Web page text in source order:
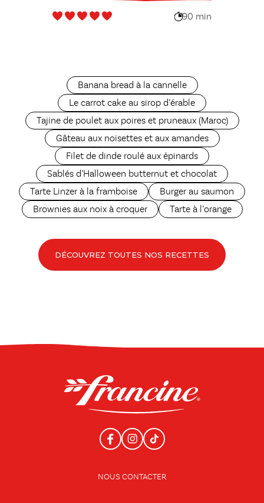
90 min
Banana bread à la cannelle
Le carrot cake au sirop d’érable
Tajine de poulet aux poires et pruneaux (Maroc)
Gâteau aux noisettes et aux amandes
Filet de dinde roulé aux épinards
Sablés d’Halloween butternut et chocolat
Tarte Linzer à la framboise
Burger au saumon
Brownies aux noix à croquer
Tarte à l’orange
DÉCOUVREZ TOUTES NOS RECETTES
NOUS CONTACTER